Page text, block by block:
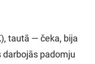
tautā — čeka, bija
darbojās padomju